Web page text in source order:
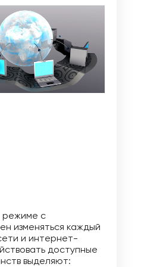
режиме с
изменяться каждый
и интернет-
доступные
выделяют: